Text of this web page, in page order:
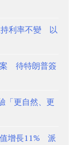
持利率不變 以
案 待特朗普簽
「更自然、更
增長11% 派